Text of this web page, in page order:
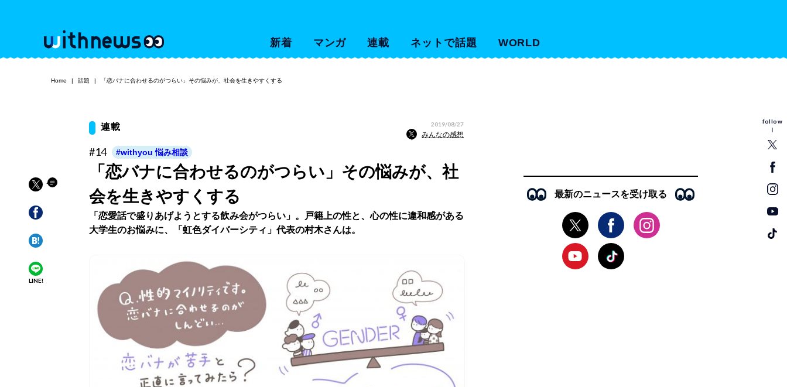
新着 マンガ 連載 ネットで話題 WORLD
follow
Home 話題 「恋バナに合わせるのがつらい」その悩みが、社会を生きやすくする
LINE!
連載 2019/08/27
みんなの感想
#14 #withyou 悩み相談
「恋バナに合わせるのがつらい」その悩みが、社
会を生きやすくする
「恋愛話で盛りあげようとする飲み会がつらい」。戸籍上の性と、心の性に違和感がある
大学生のお悩みに、「虹色ダイバーシティ」代表の村木さんは。
最新のニュースを受け取る